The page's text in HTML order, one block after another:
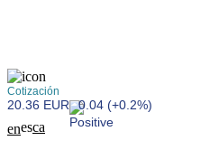
Cotización
20.36 EUR 0.04 (+0.2%)
enesca